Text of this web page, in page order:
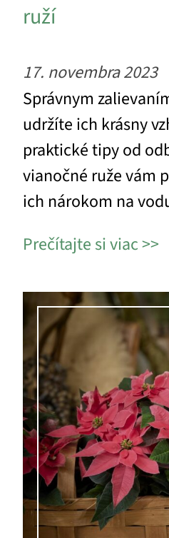
ruží
17. novembra 2023
Správnym
udržíte ich krásny
praktické tipy od
vianočné ruže vám
ich nárokom na
Prečítajte si viac